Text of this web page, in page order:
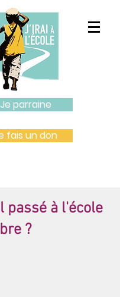
Je parraine
fais un don
passé à l'école
?